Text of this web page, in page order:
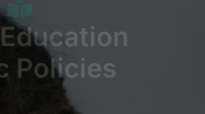
Policies